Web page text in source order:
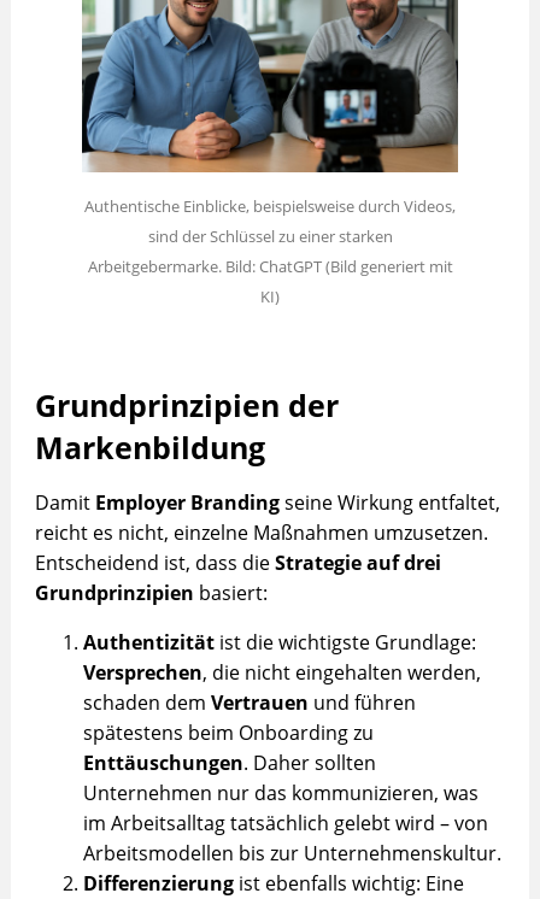
Authentische Einblicke, beispielsweise durch Videos,
sind der Schlüssel zu einer starken
Arbeitgebermarke. Bild: ChatGPT (Bild generiert mit
KI)
Grundprinzipien der
Markenbildung
Damit Employer Brandingseine Wirkung entfaltet,
reicht es nicht, einzelne Maßnahmen umzusetzen.
Entscheidend ist, dass dieStrategie auf drei
Grundprinzipien basiert:
Authentizitätist die wichtigste Grundlage:
Versprechen, die nicht eingehalten werden,
schaden dem Vertrauen und führen
spätestens beim Onboarding zu
Enttäuschungen. Daher sollten
Unternehmen nur das kommunizieren, was
im Arbeitsalltag tatsächlich gelebt wird – von
Arbeitsmodellen bis zur Unternehmenskultur.
Differenzierungist ebenfalls wichtig: Eine